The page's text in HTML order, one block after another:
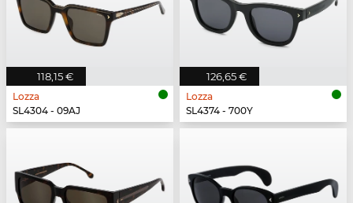
118,15 €
Lozza
SL4304 - 09AJ
126,65 €
Lozza
SL4374 - 700Y